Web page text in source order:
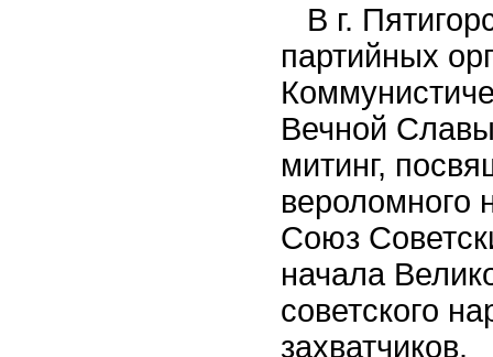
В г.
партийных
Вечной
митинг,
вероломного
Союз
начала
советского
захватчиков.